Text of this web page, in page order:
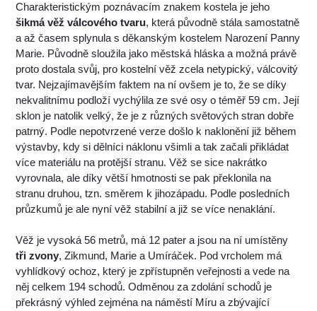
Charakteristickým poznávacím znakem kostela je jeho
šikmá věž válcového tvaru, která původně stála samostatně
a až časem splynula s děkanským kostelem Narození Panny
Marie. Původně sloužila jako městská hláska a možná právě
proto dostala svůj, pro kostelní věž zcela netypický, válcovitý
tvar. Nejzajímavějším faktem na ní ovšem je to, že se díky
nekvalitnímu podloží vychýlila ze své osy o téměř 59 cm. Její
sklon je natolik velký, že je z různých světových stran dobře
patrný. Podle nepotvrzené verze došlo k naklonění již během
výstavby, kdy si dělníci náklonu všimli a tak začali přikládat
více materiálu na protější stranu. Věž se sice nakrátko
vyrovnala, ale díky větší hmotnosti se pak překlonila na
stranu druhou, tzn. směrem k jihozápadu. Podle posledních
průzkumů je ale nyní věž stabilní a již se více nenaklání.
Věž je vysoká 56 metrů, má 12 pater a jsou na ní umístěny
tři zvony, Zikmund, Marie a Umíráček. Pod vrcholem má
vyhlídkový ochoz, který je zpřístupněn veřejnosti a vede na
něj celkem 194 schodů. Odměnou za zdolání schodů je
překrásný výhled zejména na náměstí Míru a zbývající